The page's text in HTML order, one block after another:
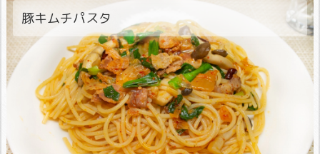

次へ

検索
豚キムチパスタ